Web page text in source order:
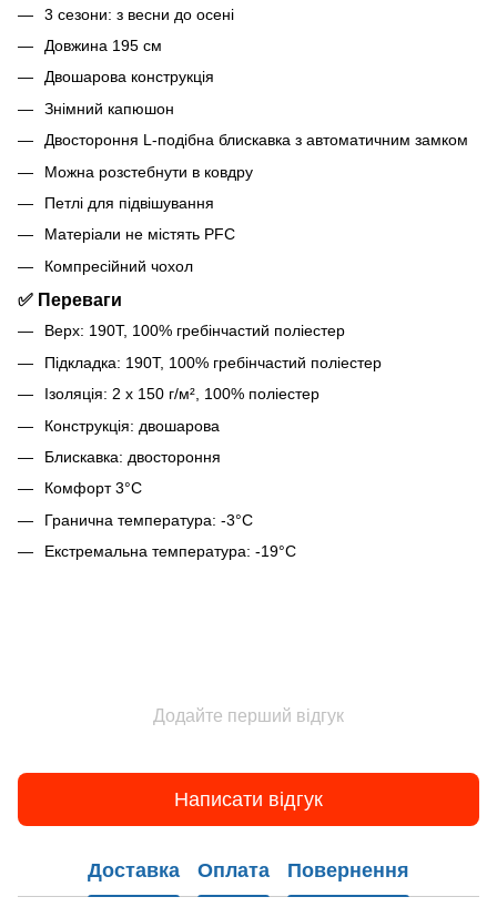
3 сезони: з весни до осені
Довжина 195 см
Двошарова конструкція
Знімний капюшон
Двостороння L-подібна блискавка з автоматичним замком
Можна розстебнути в ковдру
Петлі для підвішування
Матеріали не містять PFC
Компресійний чохол
✅ Переваги
Верх: 190T, 100% гребінчастий поліестер
Підкладка: 190T, 100% гребінчастий поліестер
Ізоляція: 2 x 150 г/м², 100% поліестер
Конструкція: двошарова
Блискавка: двостороння
Комфорт 3°C
Гранична температура: -3°C
Екстремальна температура: -19°C
Додайте перший відгук
Написати відгук
Доставка Оплата Повернення